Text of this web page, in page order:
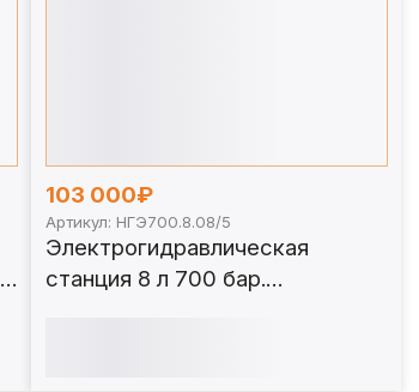
103 000₽
Артикул: НГЭ700.8.08/5
Электрогидравлическая
станция 8 л 700 бар.